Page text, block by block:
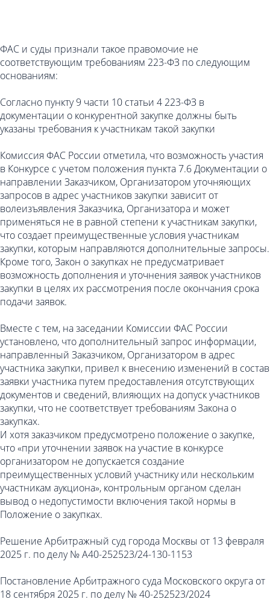
ФАС и суды признали такое правомочие не
соответствующим требованиям 223-ФЗ по следующим
основаниям:
Согласно пункту 9 части 10 статьи 4 223-ФЗ в
документации о конкурентной закупке должны быть
указаны требования к участникам такой закупки
Комиссия ФАС России отметила, что возможность участия
в Конкурсе с учетом положения пункта 7.6 Документации о
направлении Заказчиком, Организатором уточняющих
запросов в адрес участников закупки зависит от
волеизъявления Заказчика, Организатора и может
применяться не в равной степени к участникам закупки,
что создает преимущественные условия участникам
закупки, которым направляются дополнительные запросы.
Кроме того, Закон о закупках не предусматривает
возможность дополнения и уточнения заявок участников
закупки в целях их рассмотрения после окончания срока
подачи заявок.
Вместе с тем, на заседании Комиссии ФАС России
установлено, что дополнительный запрос информации,
направленный Заказчиком, Организатором в адрес
участника закупки, привел к внесению изменений в состав
заявки участника путем предоставления отсутствующих
документов и сведений, влияющих на допуск участников
закупки, что не соответствует требованиям Закона о
закупках.
И хотя заказчиком предусмотрено положение о закупке,
что «при уточнении заявок на участие в конкурсе
организатором не допускается создание
преимущественных условий участнику или нескольким
участникам аукциона», контрольным органом сделан
вывод о недопустимости включения такой нормы в
Положение о закупках.
Решение Арбитражный суд города Москвы от 13 февраля
2025 г. по делу № А40-252523/24-130-1153
Постановление Арбитражного суда Московского округа от
18 сентября 2025 г. по делу № 40-252523/2024